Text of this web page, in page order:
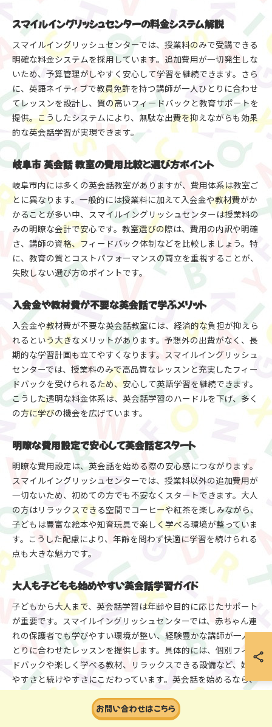
スマイルイングリッシュセンターの料金システム解説
スマイルイングリッシュセンターでは、授業料のみで受講できる
明確な料金システムを採用しています。追加費用が一切発生しな
いため、予算管理がしやすく安心して学習を継続できます。さら
に、英語ネイティブで教員免許を持つ講師が一人ひとりに合わせ
てレッスンを設計し、質の高いフィードバックと教育サポートを
提供。こうしたシステムにより、無駄な出費を抑えながらも効果
的な英会話学習が実現できます。
岐阜市 英会話 教室の費用比較と選び方ポイント
岐阜市内には多くの英会話教室がありますが、費用体系は教室ご
とに異なります。一般的には授業料に加えて入会金や教材費がか
かることが多い中、スマイルイングリッシュセンターは授業料の
みの明瞭な会計で安心です。教室選びの際は、費用の内訳や明確
さ、講師の資格、フィードバック体制などを比較しましょう。特
に、教育の質とコストパフォーマンスの両立を重視することが、
失敗しない選び方のポイントです。
入会金や教材費が不要な英会話で学ぶメリット
入会金や教材費が不要な英会話教室には、経済的な負担が抑えら
れるという大きなメリットがあります。予想外の出費がなく、長
期的な学習計画も立てやすくなります。スマイルイングリッシュ
センターでは、授業料のみで高品質なレッスンと充実したフィー
ドバックを受けられるため、安心して英語学習を継続できます。
こうした透明な料金体系は、英会話学習のハードルを下げ、多く
の方に学びの機会を広げています。
明瞭な費用設定で安心して英会話をスタート
明瞭な費用設定は、英会話を始める際の安心感につながります。
スマイルイングリッシュセンターでは、授業料以外の追加費用が
一切ないため、初めての方でも不安なくスタートできます。大人
の方はリラックスできる空間でコーヒーや紅茶を楽しみながら、
子どもは豊富な絵本や知育玩具で楽しく学べる環境が整っていま
す。こうした配慮により、年齢を問わず快適に学習を続けられる
点も大きな魅力です。
大人も子どもも始めやすい英会話学習ガイド
子どもから大人まで、英会話学習は年齢や目的に応じたサポート
が重要です。スマイルイングリッシュセンターでは、赤ちゃん連
れの保護者でも学びやすい環境が整い、経験豊かな講師が一人ひ
とりに合わせたレッスンを提供します。具体的には、個別フィー
ドバックや楽しく学べる教材、リラックスできる設備など、始め
やすさと続けやすさにこだわっています。英会話を始めるなら、
質と安心を両立した教室選びが成功の鍵です。
お問い合わせはこちら